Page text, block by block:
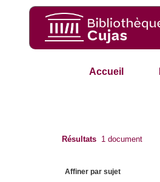
Accueil
Résultats 1 document
Affiner par sujet